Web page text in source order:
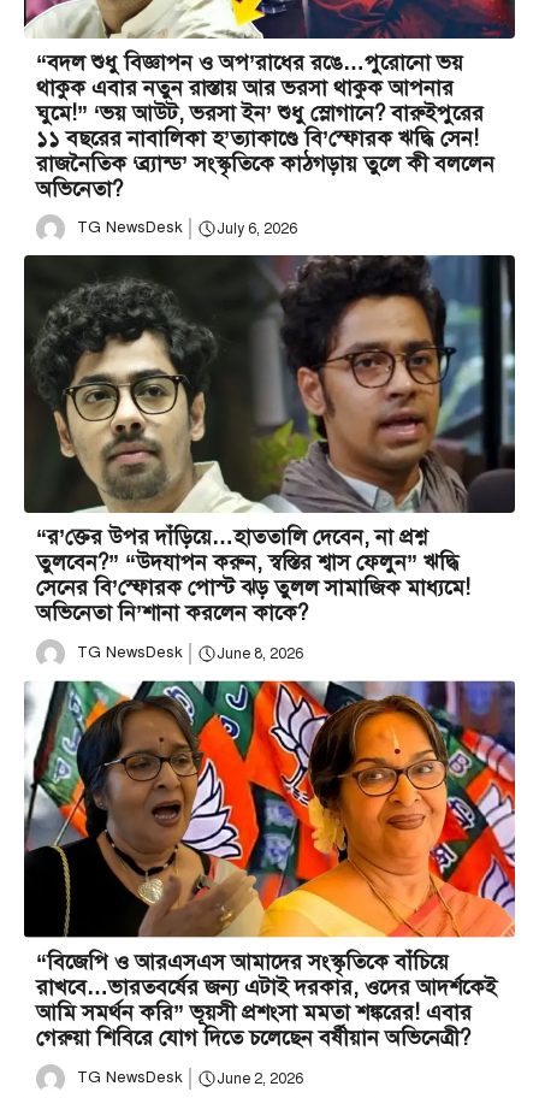
“বদল শুধু বিজ্ঞাপন ও অপ’রাধের রঙে…পুরোনো ভয়
থাকুক এবার নতুন রাস্তায় আর ভরসা থাকুক আপনার
ঘুমে!” ‘ভয় আউট, ভরসা ইন’ শুধু স্লোগানে? বারুইপুরের
১১ বছরের নাবালিকা হ’ত্যাকাণ্ডে বি’স্ফোরক ঋদ্ধি সেন!
রাজনৈতিক ‘ব্র্যান্ড’ সংস্কৃতিকে কাঠগড়ায় তুলে কী বললেন
অভিনেতা?
TG NewsDesk July 6, 2026
“র’ক্তের উপর দাঁড়িয়ে…হাততালি দেবেন, না প্রশ্ন
তুলবেন?” “উদযাপন করুন, স্বস্তির শ্বাস ফেলুন” ঋদ্ধি
সেনের বি’স্ফোরক পোস্ট ঝড় তুলল সামাজিক মাধ্যমে!
অভিনেতা নি’শানা করলেন কাকে?
TG NewsDesk June 8, 2026
“বিজেপি ও আরএসএস আমাদের সংস্কৃতিকে বাঁচিয়ে
রাখবে…ভারতবর্ষের জন্য এটাই দরকার, ওদের আদর্শকেই
আমি সমর্থন করি” ভূয়সী প্রশংসা মমতা শঙ্করের! এবার
গেরুয়া শিবিরে যোগ দিতে চলেছেন বর্ষীয়ান অভিনেত্রী?
TG NewsDesk June 2, 2026